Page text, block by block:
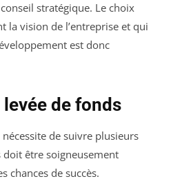
stratégique. Le choix
la vision de l’entreprise et qui
est donc
de fonds
nécessite de suivre plusieurs
doit être soigneusement
chances de succès.